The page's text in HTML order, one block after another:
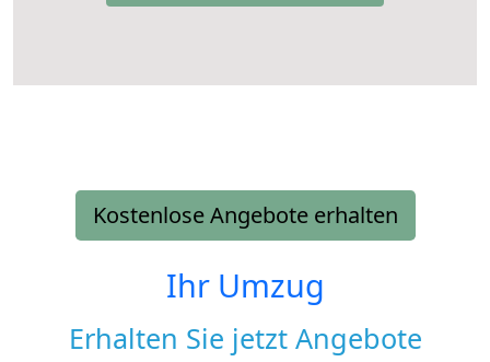
Kostenlose Angebote erhalten
Ihr Umzug
Erhalten Sie jetzt Angebote